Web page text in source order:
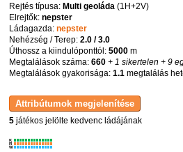
Rejtés típusa: Multi geoláda (1H+2V)
Elrejtők:nepster
Ládagazda:nepster
Nehézség / Terep:2.0 / 3.0
Úthossz a kiindulóponttól:5000 m
Megtalálások száma:660 + 1 sikertelen + 9
Megtalálások gyakorisága:1.1 megtalálás
5 játékos jelölte kedvenc ládájának
K
R
W